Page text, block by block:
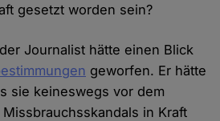
gesetzt worden sein?
Journalist hätte einen Blick
geworfen. Er hätte
sie keineswegs vor dem
in Kraft